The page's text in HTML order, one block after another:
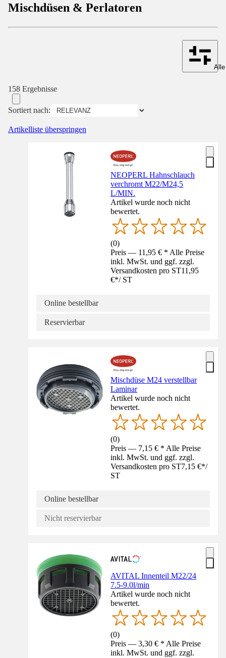
Mischdüsen & Perlatoren
158 Ergebnisse
Sortiert nach:
Artikelliste überspringen
NEOPERL Hahnschlauch
verchromt M22/M24,5
L/MIN.
Artikel wurde noch nicht
bewertet.
(0)
Preis — 11,95 € * Alle Preise
inkl. MwSt. und ggf. zzgl.
Versandkosten pro ST11,95
€*/ ST
Online bestellbar
Reservierbar
Mischdüse M24 verstellbar
Laminar
Artikel wurde noch nicht
bewertet.
(0)
Preis — 7,15 € * Alle Preise
inkl. MwSt. und ggf. zzgl.
Versandkosten pro ST7,15 €*/
ST
Online bestellbar
Nicht reservierbar
AVITAL Innenteil M22/24
7.5-9.0l/min
Artikel wurde noch nicht
bewertet.
(0)
Preis — 3,30 € * Alle Preise
inkl. MwSt. und ggf. zzgl.